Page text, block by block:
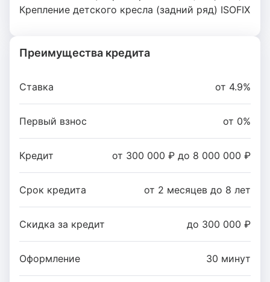
Крепление детского кресла (задний ряд) ISOFIX
Преимущества кредита
Ставка от 4.9%
Первый взнос от 0%
Кредит от 300 000 ₽ до 8 000 000 ₽
Срок кредита от 2 месяцев до 8 лет
Скидка за кредит до 300 000 ₽
Оформление 30 минут